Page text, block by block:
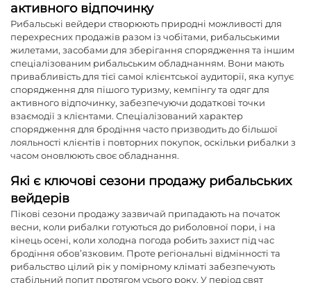
активного відпочинку
Рибальські вейдери створюють природні можливості для
перехресних продажів разом із чобітами, рибальськими
жилетами, засобами для зберігання спорядження та іншим
спеціалізованим рибальським обладнанням. Вони мають
привабливість для тієї самої клієнтської аудиторії, яка купує
спорядження для пішого туризму, кемпінгу та одяг для
активного відпочинку, забезпечуючи додаткові точки
взаємодії з клієнтами. Спеціалізований характер
спорядження для бродіння часто призводить до більшої
лояльності клієнтів і повторних покупок, оскільки рибалки з
часом оновлюють своє обладнання.
Які є ключові сезони продажу рибальських
вейдерів
Пікові сезони продажу зазвичай припадають на початок
весни, коли рибалки готуються до риболовної пори, і на
кінець осені, коли холодна погода робить захист під час
бродіння обов’язковим. Проте регіональні відмінності та
рибальство цілий рік у помірному кліматі забезпечують
стабільний попит протягом усього року. У період свят